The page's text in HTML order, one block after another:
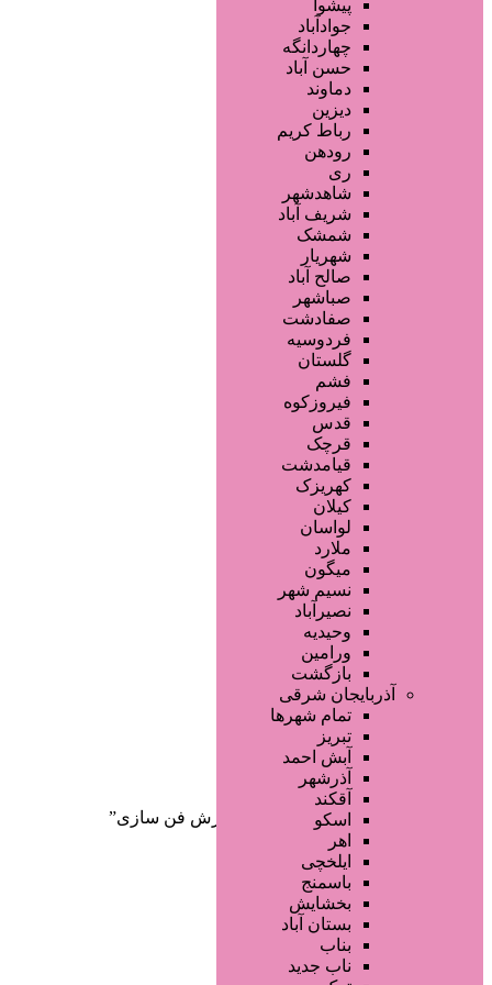
تجهیزات سالن زیبایی
محصولات پوست
محصولات مو
محصولات آرایشی
خدمات دندانپزشکی
سایر خدمات
پیشوا
جوادآباد
چهاردانگه
حسن آباد
دماوند
دیزین
رباط کریم
رودهن
ری
شاهدشهر
شریف آباد
شمشک
شهریار
صالح آباد
صباشهر
صفادشت
فردوسیه
گلستان
فشم
فیروزکوه
قدس
قرچک
قیامدشت
کهریزک
کیلان
لواسان
ملارد
میگون
نسیم شهر
نصیرآباد
وحیدیه
ورامین
بازگشت
آذربایجان شرقی
تمام شهر‌ها
تبریز
آبش احمد
آذرشهر
آقکند
اسکو
اهر
ایلخچی
باسمنج
بخشایش
بستان آباد
بناب
ناب جدید
صفحه اصلی
آگهی انبوه
طراحی سایت
صفحه اختصاصی
لیست سایتهای تبلیغاتی
دسته‌بندی‌ها
/ محصولات برچسب خورده “آموزش فن سازی”